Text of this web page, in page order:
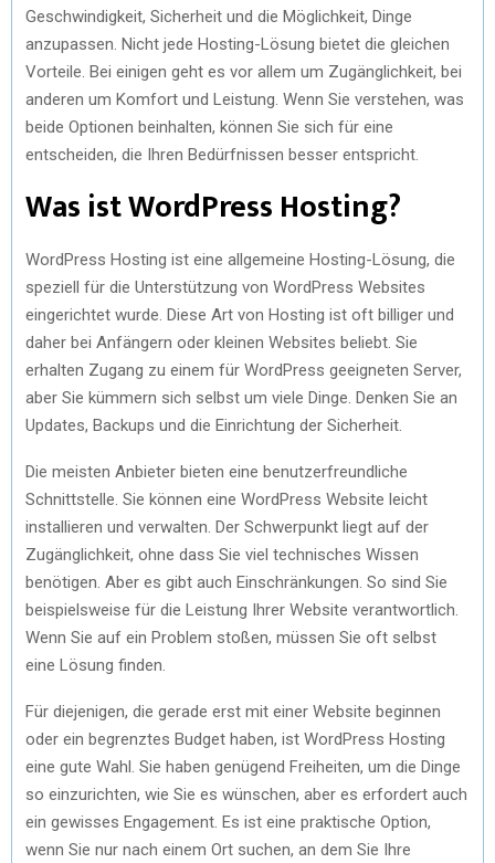
Geschwindigkeit, Sicherheit und die Möglichkeit, Dinge
anzupassen. Nicht jede Hosting-Lösung bietet die gleichen
Vorteile. Bei einigen geht es vor allem um Zugänglichkeit, bei
anderen um Komfort und Leistung. Wenn Sie verstehen, was
beide Optionen beinhalten, können Sie sich für eine
entscheiden, die Ihren Bedürfnissen besser entspricht.
Was ist WordPress Hosting?
WordPress Hosting ist eine allgemeine Hosting-Lösung, die
speziell für die Unterstützung von WordPress Websites
eingerichtet wurde. Diese Art von Hosting ist oft billiger und
daher bei Anfängern oder kleinen Websites beliebt. Sie
erhalten Zugang zu einem für WordPress geeigneten Server,
aber Sie kümmern sich selbst um viele Dinge. Denken Sie an
Updates, Backups und die Einrichtung der Sicherheit.
Die meisten Anbieter bieten eine benutzerfreundliche
Schnittstelle. Sie können eine WordPress Website leicht
installieren und verwalten. Der Schwerpunkt liegt auf der
Zugänglichkeit, ohne dass Sie viel technisches Wissen
benötigen. Aber es gibt auch Einschränkungen. So sind Sie
beispielsweise für die Leistung Ihrer Website verantwortlich.
Wenn Sie auf ein Problem stoßen, müssen Sie oft selbst
eine Lösung finden.
Für diejenigen, die gerade erst mit einer Website beginnen
oder ein begrenztes Budget haben, ist WordPress Hosting
eine gute Wahl. Sie haben genügend Freiheiten, um die Dinge
so einzurichten, wie Sie es wünschen, aber es erfordert auch
ein gewisses Engagement. Es ist eine praktische Option,
wenn Sie nur nach einem Ort suchen, an dem Sie Ihre